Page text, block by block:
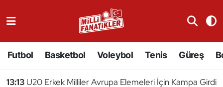
Futbol Basketbol Voleybol Tenis Güreş
13:13 U20 Erkek Milliler Avrupa Elemeleri İçin Kampa Girdi